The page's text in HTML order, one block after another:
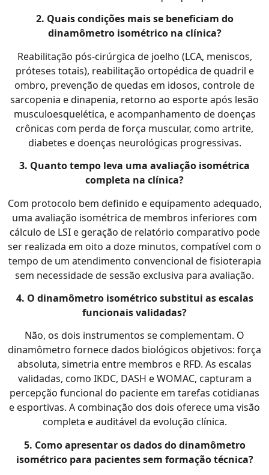
2. Quais condições mais se beneficiam do
dinamômetro isométrico na clínica?
Reabilitação pós-cirúrgica de joelho (LCA, meniscos,
próteses totais), reabilitação ortopédica de quadril e
ombro, prevenção de quedas em idosos, controle de
sarcopenia e dinapenia, retorno ao esporte após lesão
musculoesquelética, e acompanhamento de doenças
crônicas com perda de força muscular, como artrite,
diabetes e doenças neurológicas progressivas.
3. Quanto tempo leva uma avaliação isométrica
completa na clínica?
Com protocolo bem definido e equipamento adequado,
uma avaliação isométrica de membros inferiores com
cálculo de LSI e geração de relatório comparativo pode
ser realizada em oito a doze minutos, compatível com o
tempo de um atendimento convencional de fisioterapia
sem necessidade de sessão exclusiva para avaliação.
4. O dinamômetro isométrico substitui as escalas
funcionais validadas?
Não, os dois instrumentos se complementam. O
dinamômetro fornece dados biológicos objetivos: força
absoluta, simetria entre membros e RFD. As escalas
validadas, como IKDC, DASH e WOMAC, capturam a
percepção funcional do paciente em tarefas cotidianas
e esportivas. A combinação dos dois oferece uma visão
completa e auditável da evolução clínica.
5. Como apresentar os dados do dinamômetro
isométrico para pacientes sem formação técnica?